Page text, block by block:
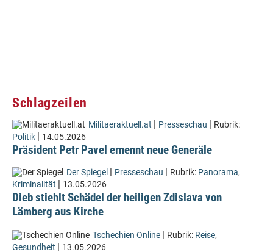
Schlagzeilen
Militaeraktuell.at | Presseschau | Rubrik:
Politik | 14.05.2026
Präsident Petr Pavel ernennt neue Generäle
Der Spiegel | Presseschau | Rubrik: Panorama,
Kriminalität | 13.05.2026
Dieb stiehlt Schädel der heiligen Zdislava von
Lämberg aus Kirche
Tschechien Online | Rubrik: Reise,
Gesundheit | 13.05.2026